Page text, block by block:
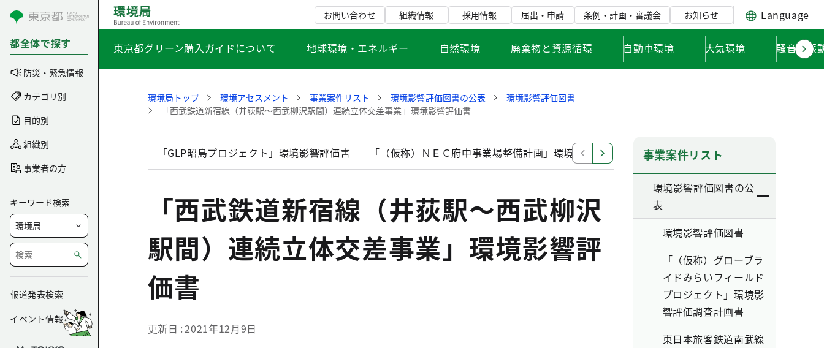
コンテンツにスキップ
都全体で探す
防災・緊急情報
カテゴリ別
目的別
組織別
事業者の方
キーワード検索
報道発表検索
イベント情報
お問い合わせ 組織情報 採用情報 届出・申請 条例・計画・審議会 お知らせ Language
東京都グリーン購入ガイドについて 地球環境・エネルギー 自然環境 廃棄物と資源循環 自動車環境 大気環境 騒音・振
環境局トップ 環境アセスメント 事業案件リスト 環境影響評価図書の公表
環境影響評価図書
「西武鉄道新宿線（井荻駅～西武柳沢駅間）連続立体交差事業」環境影響評価書
「GLP昭島プロジェクト」環境影響評価書 「（仮称）ＮＥＣ府中事業場整備計画」環境影響評価調査計画書 「東日本旅客鉄道南武線（谷
「西武鉄道新宿線（井荻駅～西武柳沢
駅間）連続立体交差事業」環境影響評
価書
更新日 2021年12月9日
事業案件リスト
環境影響評価図書の公
表
環境影響評価図書
「（仮称）グローブラ
イドみらいフィールド
プロジェクト」環境影
響評価調査計画書
東日本旅客鉄道南武線